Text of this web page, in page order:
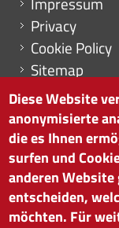
Privacy
Cookie Policy
Sitemap
Cookie-
Südtiroler
Tel. 0471 945
Diese Website
anonymisierte
die es Ihnen
surfen und
anderen
entscheiden,
möchten. Für